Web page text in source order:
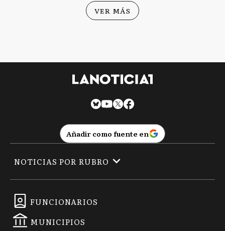
VER MÁS
Añadir como fuente en
FUNCIONARIOS
MUNICIPIOS
NOTICIAS POR RUBRO